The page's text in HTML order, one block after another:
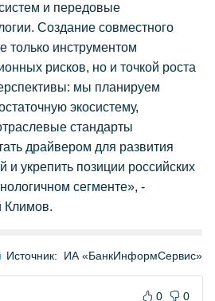
и передовые
Создание совместного
только инструментом
рисков, но и точкой роста
мы планируем
экосистему,
стандарты
драйвером для развития
укрепить позиции российских
сегменте», -
Климов.
Источник: ИА «БанкИнформСервис»
0 0